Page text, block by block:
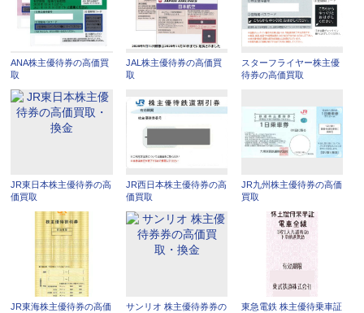
ANA株主優待券の高価買
取
JAL株主優待券の高価買
取
スターフライヤー株主優
待券の高価買取
JR東日本株主優待券の高
価買取
JR西日本株主優待券の高
価買取
JR九州株主優待券の高価
買取
JR東海株主優待券の高価
サンリオ 株主優待券券の
東急電鉄 株主優待乗車証